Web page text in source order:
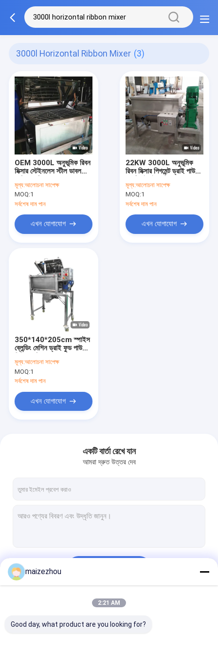
3000l Horizontal Ribbon Mixer (3)
OEM 3000L অনুভূমিক রিবন
মিক্সার স্টেইনলেস স্টীল ডাবল
মূল্য:আলোচনা সাপেক্ষ
MOQ:1
সর্বশেষ দাম পান
এখন যোগাযোগ
22KW 3000L অনুভূমিক
রিবন মিক্সার পিগমেন্ট ড্রাই পাউডার
মূল্য:আলোচনা সাপেক্ষ
MOQ:1
সর্বশেষ দাম পান
এখন যোগাযোগ
350*140*205cm স্পাইস
ব্লেন্ডিং মেশিন ড্রাই ফুড পাউডার
মূল্য:আলোচনা সাপেক্ষ
MOQ:1
সর্বশেষ দাম পান
এখন যোগাযোগ
একটি বার্তা রেখে যান
আমরা দ্রুত উত্তর দেব
maizezhou
2:21 AM
Good day, what product are you looking for?